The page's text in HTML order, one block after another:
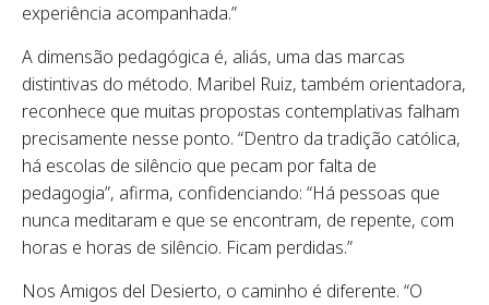
experiência acompanhada.”
A dimensão pedagógica é, aliás, uma das marcas
distintivas do método. Maribel Ruiz, também orientadora,
reconhece que muitas propostas contemplativas falham
precisamente nesse ponto. “Dentro da tradição católica,
há escolas de silêncio que pecam por falta de
pedagogia”, afirma, confidenciando: “Há pessoas que
nunca meditaram e que se encontram, de repente, com
horas e horas de silêncio. Ficam perdidas.”
Nos Amigos del Desierto, o caminho é diferente. “O